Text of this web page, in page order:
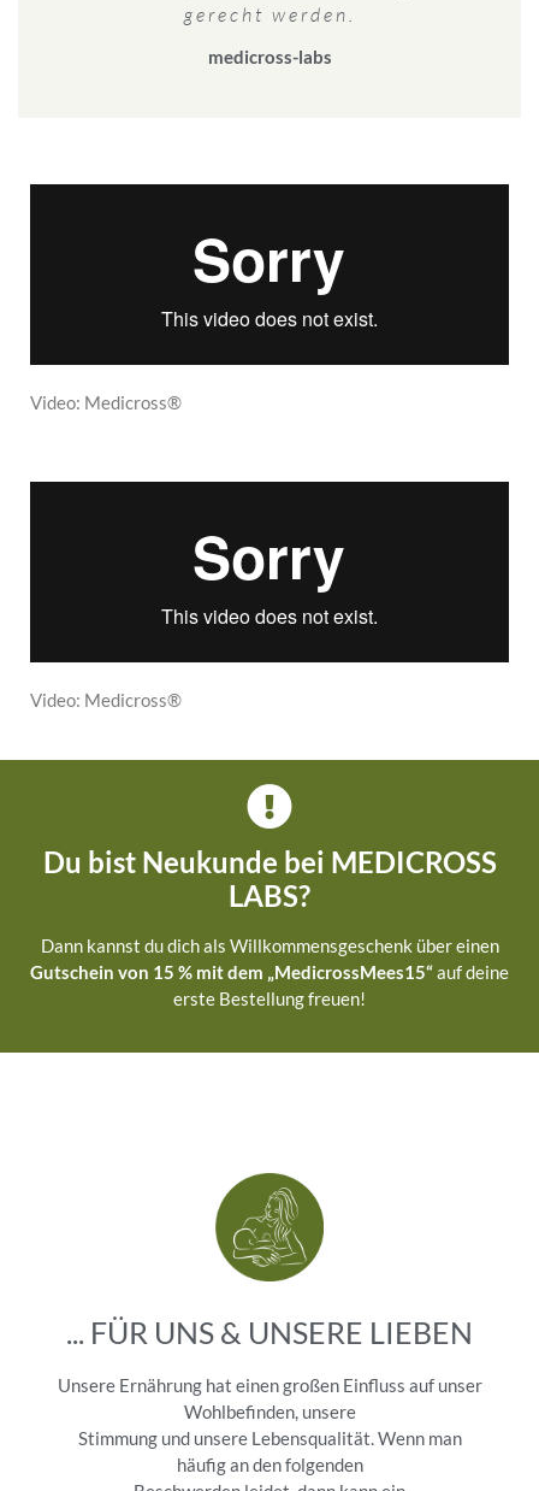
gerecht werden.
medicross-labs
Video: Medicross®
Video: Medicross®
Du bist Neukunde bei MEDICROSS
LABS?
Dann kannst du dich als Willkommensgeschenk über einen
Gutschein von 15 % mit dem „MedicrossMees15“auf deine
erste Bestellung freuen!
... FÜR UNS & UNSERE LIEBEN
Unsere Ernährung hat einen großen Einfluss auf unser
Wohlbefinden, unsere
Stimmung und unsere Lebensqualität. Wenn man
häufig an den folgenden